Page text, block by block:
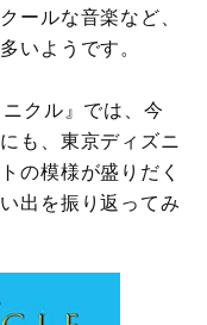
ールな音楽など、
いようです。
クル』では、今
も、東京ディズニ
の模様が盛りだく
出を振り返ってみ